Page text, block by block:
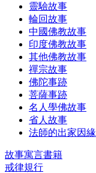
靈驗故事
輪回故事
中國佛教故事
印度佛教故事
其他佛教故事
禪宗故事
佛陀事跡
菩薩事跡
名人學佛故事
省人故事
法師的出家因緣
故事寓言書籍
戒律規行